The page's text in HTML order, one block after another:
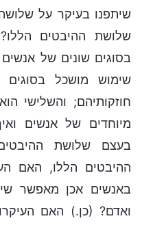
שיתפנו בעיקר על
שלושת ההיבטים
בסוגים שונים של
שימוש מושכל
חוזקותיהם; והשלישי
מיוחדים של אנשים
בעצם שלושת
ההיבטים הללו, האם
באנשים אכן מאפשר
ואדם? (כן.) האם